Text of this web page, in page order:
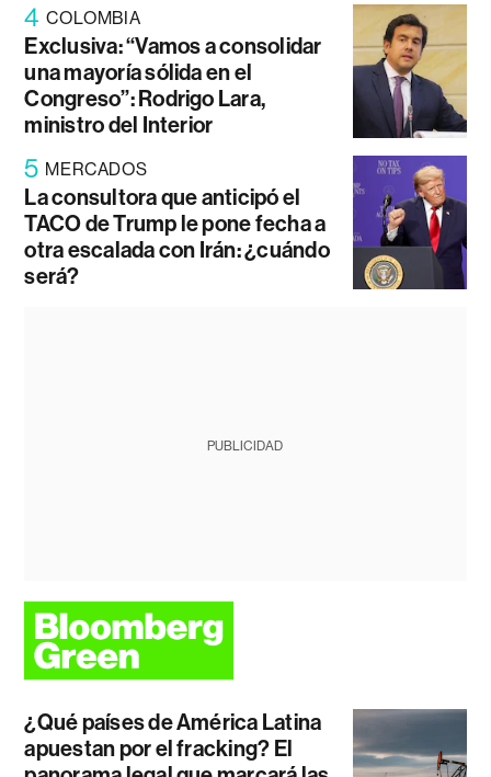
4 COLOMBIA
Exclusiva: “Vamos a consolidar
una mayoría sólida en el
Congreso”: Rodrigo Lara,
ministro del Interior
5 MERCADOS
La consultora que anticipó el
TACO de Trump le pone fecha a
otra escalada con Irán: ¿cuándo
será?
PUBLICIDAD
¿Qué países de América Latina
apuestan por el fracking? El